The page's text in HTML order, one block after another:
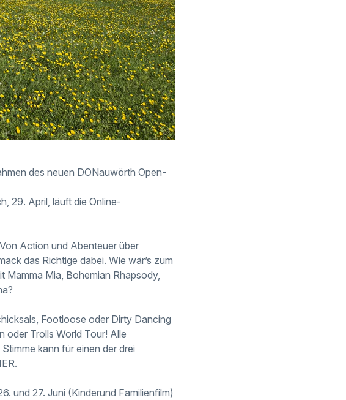
des neuen DONauwörth Open-
29. April, läuft die Online-
Action und Abenteuer über
das Richtige dabei. Wie wär’s zum
Mamma Mia, Bohemian Rhapsody,
Footloose oder Dirty Dancing
oder Trolls World Tour! Alle
kann für einen der drei
.
und 27. Juni (Kinderund Familienfilm)